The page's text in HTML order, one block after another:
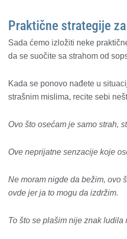
Praktične strategije
Sada ćemo izložiti neke
da se suočite sa strahom od
Kada se ponovo nađete u
strašnim mislima, recite sebi
Ovo što osećam je samo strah,
Ove neprijatne senzacije koje
Ne moram nigde da bežim, ovo
ovde jer ja to mogu da izdržim.
To što se plašim nije znak ludila